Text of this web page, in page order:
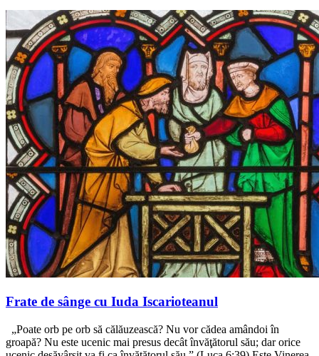
Frate de sânge cu Iuda Iscarioteanul
„Poate orb pe orb să călăuzească? Nu vor cădea amândoi în
groapă? Nu este ucenic mai presus decât învăţătorul său; dar orice